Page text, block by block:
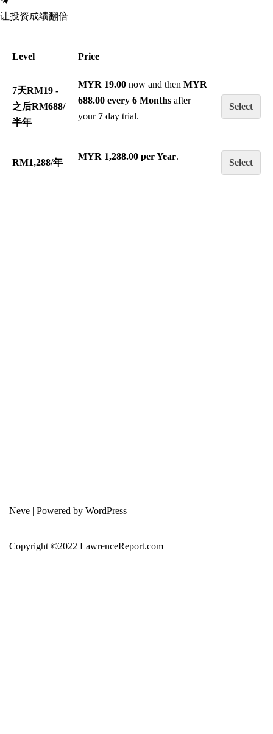
让投资成绩翻倍
Level Price
7天RM19 -
之后RM688/
半年
MYR 19.00 now and then MYR
688.00 every 6 Months after
your 7 day trial.
Select
RM1,288/年
MYR 1,288.00 per Year.
Select
Neve | Powered by WordPress
Copyright ©2022 LawrenceReport.com